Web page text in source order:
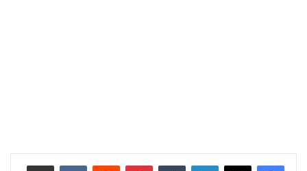
لينكدإن بينتيريست مشاركة عبر البريد